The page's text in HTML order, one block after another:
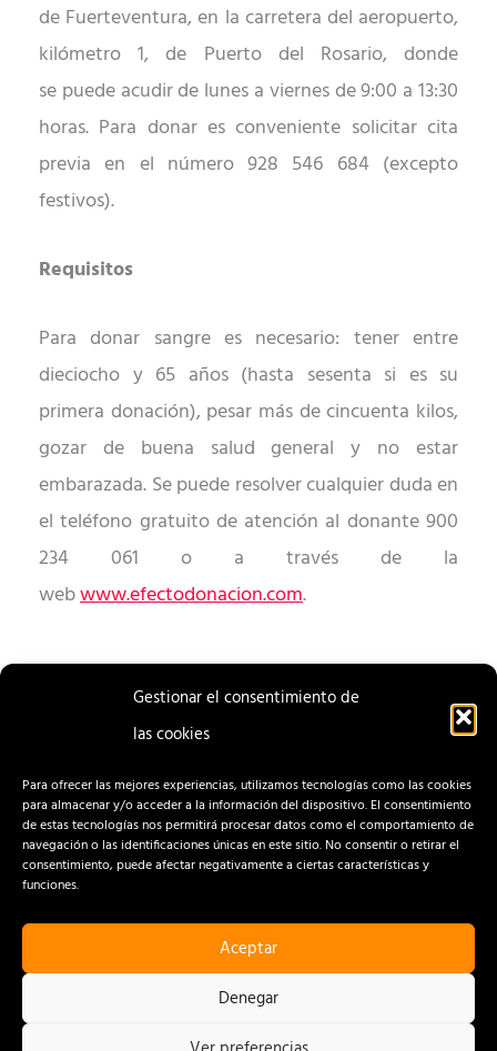
Gestionar el consentimiento de
las cookies
Para ofrecer las mejores experiencias, utilizamos tecnologías como las cookies
para almacenar y/o acceder a la información del dispositivo. El consentimiento
de estas tecnologías nos permitirá procesar datos como el comportamiento de
navegación o las identificaciones únicas en este sitio. No consentir o retirar el
consentimiento, puede afectar negativamente a ciertas características y
funciones.
Aceptar
Denegar
de Fuerteventura, en la carretera del aeropuerto,
kilómetro 1,de Puerto del Rosario,donde
se puede acudir de lunes a viernes de 9:00 a 13:30
horas. Para donar es conveniente solicitar cita
previa en el número 928 546 684 (excepto
festivos).
Requisitos
Para donar sangre es necesario: tener entre
dieciocho y 65 años (hasta sesenta si es su
primera donación), pesar más de cincuenta kilos,
gozar de buena salud general y no estar
embarazada. Se puede resolver cualquier duda en
el teléfono gratuito de atención al donante 900
234 061 o a través de la
webwww.efectodonacion.com.
ENTRADA
CONTACTO
AVISO LEGAL